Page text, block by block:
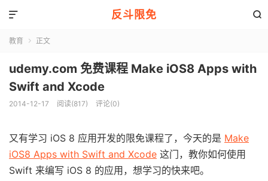
反斗限免 

教育  正文
udemy.com 免费课程 Make iOS8 Apps with
Swift and Xcode
2014-12-17 阅读(817) 评论(0)
又有学习 iOS 8 应用开发的限免课程了，今天的是 Make
iOS8 Apps with Swift and Xcode 这门，教你如何使用
Swift 来编写 iOS 8 的应用，想学习的快来吧。